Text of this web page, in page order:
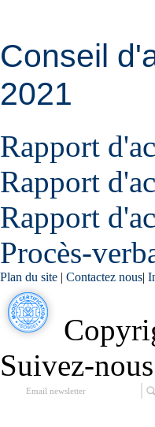
Conseil
2021
Rapport
Rapport
Rapport
Procès-
Plan du site | Contactez nous|
Suivez-